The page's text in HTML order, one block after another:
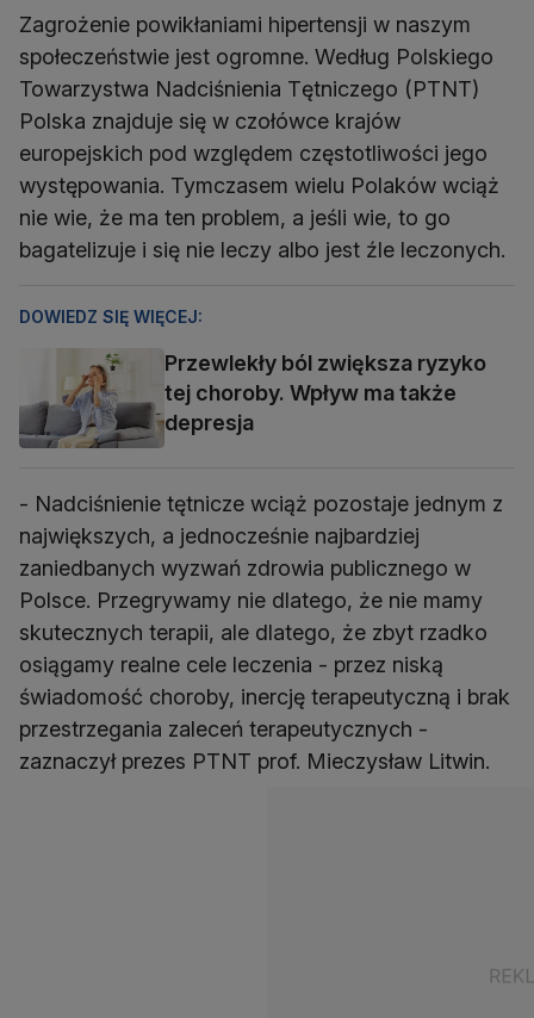
Zagrożenie powikłaniami hipertensji w naszym
społeczeństwie jest ogromne. Według Polskiego
Towarzystwa Nadciśnienia Tętniczego (PTNT)
Polska znajduje się w czołówce krajów
europejskich pod względem częstotliwości jego
występowania. Tymczasem wielu Polaków wciąż
nie wie, że ma ten problem, a jeśli wie, to go
bagatelizuje i się nie leczy albo jest źle leczonych.
DOWIEDZ SIĘ WIĘCEJ:
Przewlekły ból zwiększa ryzyko
tej choroby. Wpływ ma także
depresja
- Nadciśnienie tętnicze wciąż pozostaje jednym z
największych, a jednocześnie najbardziej
zaniedbanych wyzwań zdrowia publicznego w
Polsce. Przegrywamy nie dlatego, że nie mamy
skutecznych terapii, ale dlatego, że zbyt rzadko
osiągamy realne cele leczenia - przez niską
świadomość choroby, inercję terapeutyczną i brak
przestrzegania zaleceń terapeutycznych -
zaznaczył prezes PTNT prof. Mieczysław Litwin.